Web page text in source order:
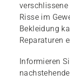
Risse im
Bekleidung
Reparaturen
Informieren